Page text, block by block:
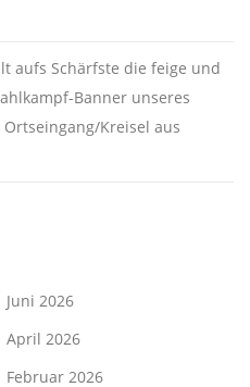
aufs Schärfste die feige und
Banner unseres
Kreisel aus
Juni 2026
April 2026
Februar 2026